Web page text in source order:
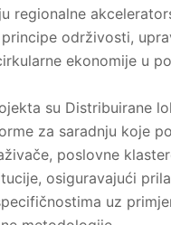
regionalne
održivosti,
ekonomije u
su Distribuirane
za saradnju koje
poslovne
osiguravajući
uz